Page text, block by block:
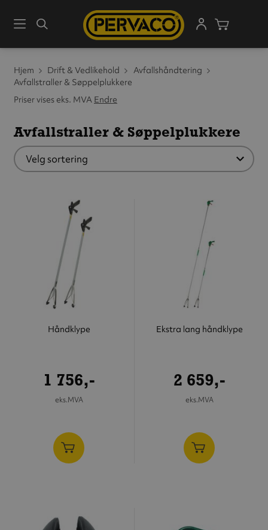
MenySøk
Hjem Drift & Vedlikehold
Avfallshåndtering
Avfallstraller & Søppelplukkere
Priser vises eks. MVA Endre
Avfallstraller & Søppelplukkere
Håndklype
1 756,-
eks.MVA
Ekstra lang håndklype
2 659,-
eks.MVA